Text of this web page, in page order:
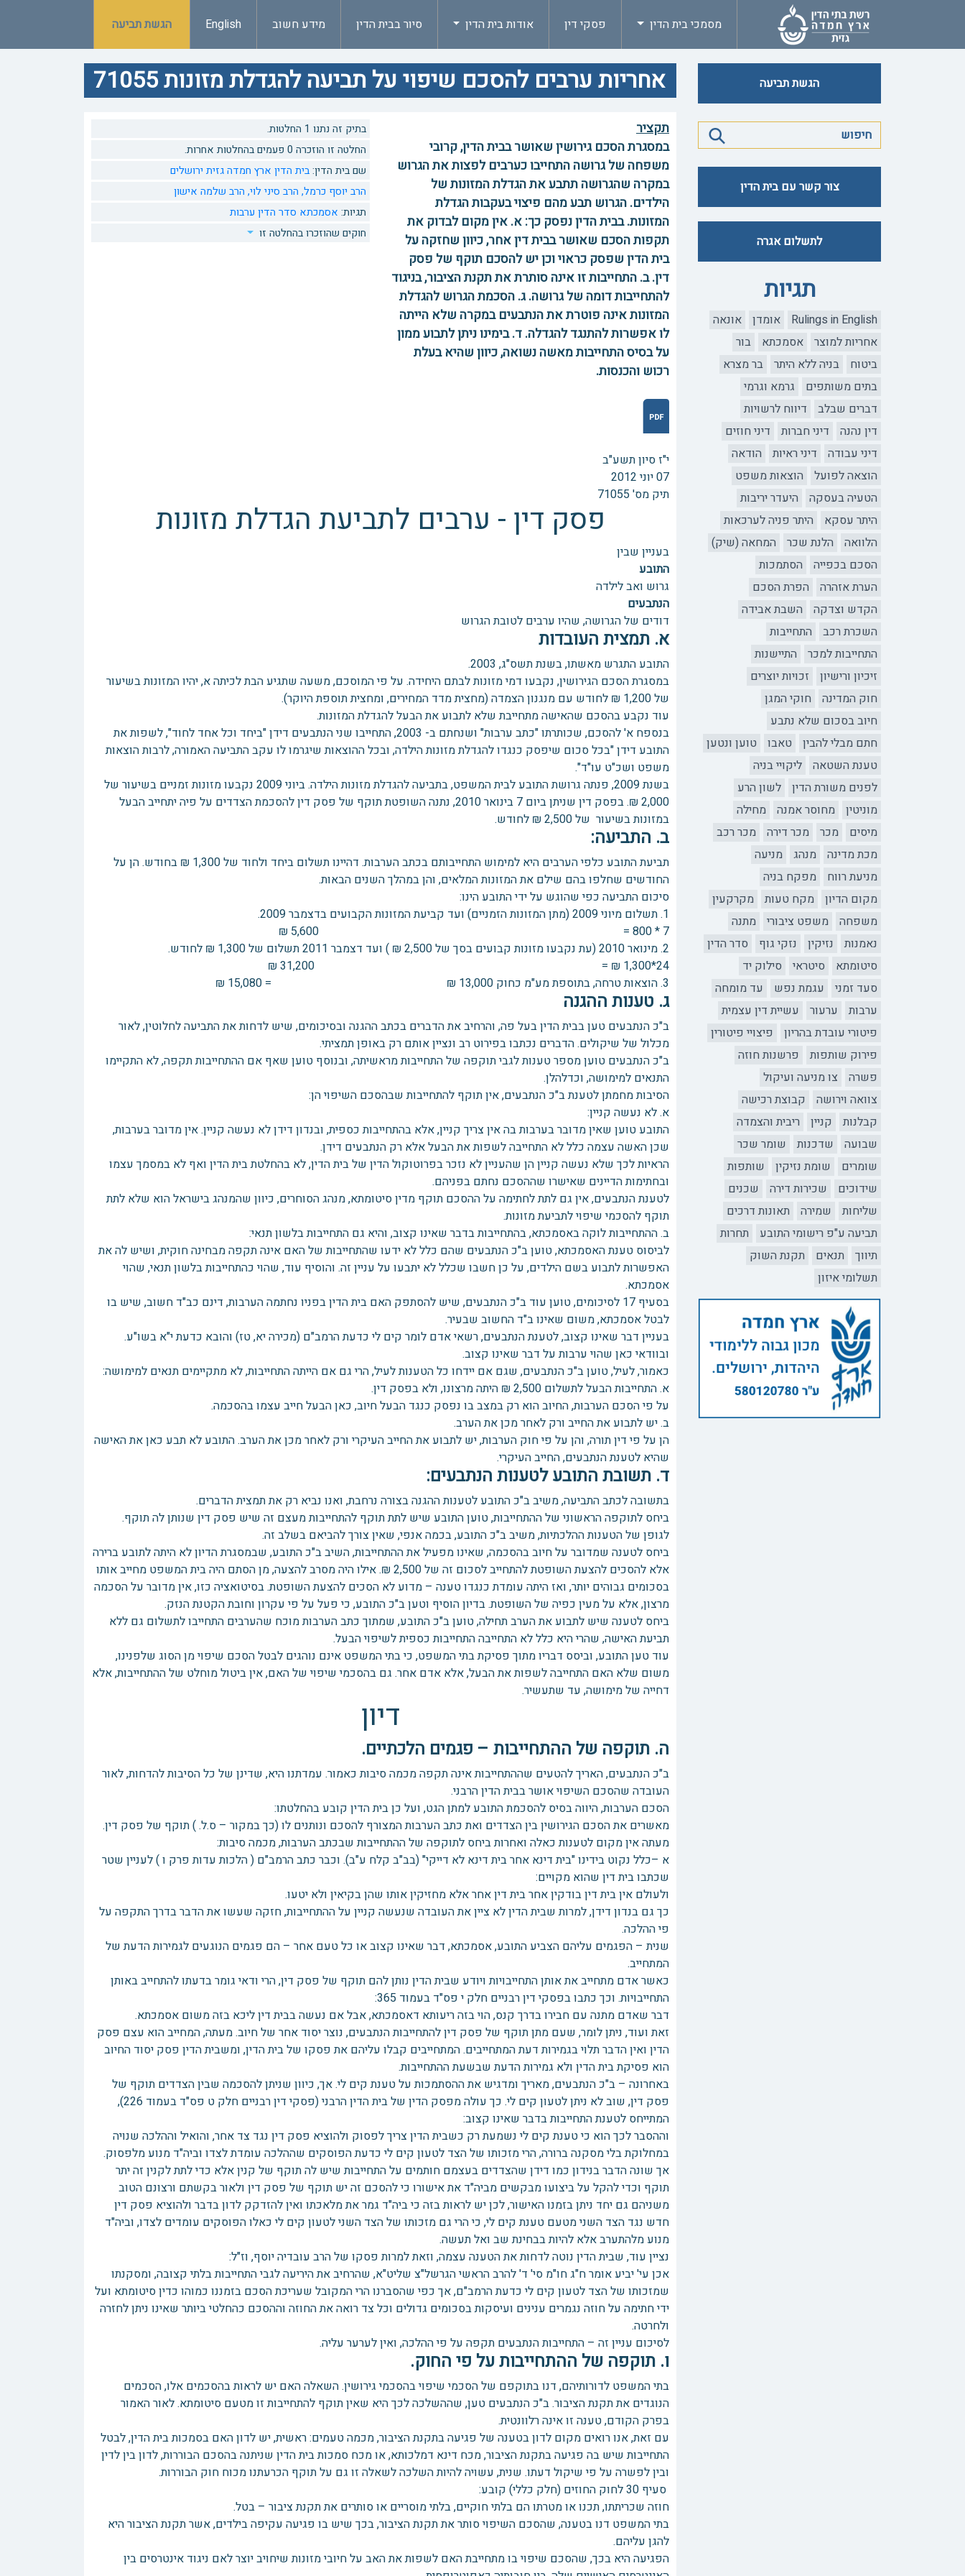
מסמכי בית הדין פסקי דין אודות בית הדין סיור בבית הדין מידע חשוב English הגשת תביעה
הגשת תביעה
צור קשר עם בית הדין
לתשלום אגרה
תגיות
Rulings in English אומדן
אונאה
אחריות למוצר
אסמכתא
בור
ביטוח
בניה ללא היתר
בר מצרא
בתים משותפים
גרמא וגרמי
דברים שבלב
דיווח לרשויות
דין נהנה
דיני חברות
דיני חוזים
דיני עבודה
דיני ראיות
הודאה
הוצאה לפועל
הוצאות משפט
הטעיה בעסקה
היעדר יריבות
היתר עסקא
היתר פניה לערכאות
הלוואה
הלנת שכר
המחאה (שיק)
הסכם בכפייה
הסתמכות
הערת אזהרה
הפרת הסכם
הקדש וצדקה
השבת אבידה
השכרת רכב
התחייבות
התחייבות למכר
התיישנות
זיכיון ורישיון
זכויות יוצרים
חוק המדינה
חוקי המגן
חיוב בסכום שלא נתבע
חתם מבלי להבין
טאבו
טוען ונטען
טענת השטאה
ליקויי בניה
לפנים משורת הדין
לשון הרע
מוניטין
מחוסר אמנה
מחילה
מיסים
מכר מכר דירה
מכר רכב
מכת מדינה
מנהג
מניעה
מניעת רווח
מפקח בניה
מקום הדיון
מקח טעות
מקרקעין
משפחה
משפט ציבורי
מתנה
נאמנות
נזיקין נזקי גוף
סדר הדין
סיטומתא
סיטראי
סילוק יד
סעד זמני
עגמת נפש
עד מומחה
ערבות
ערעור
עשיית דין עצמית
פיטורי עובדת בהריון
פיצויי פיטורין
פירוק שותפות
פרשנות חוזה
פשרה
צו מניעה ועיקול
צוואה וירושה
קבוצת רכישה
קבלנות
קניין
ריבית והצמדה
שבועה
שדכנות
שומר שכר
שומרים
שומת נזיקין
שותפות
שידוכים
שכירות דירה
שכנים
שליחות
שמירה
תאונות דרכים
תביעה ע"פ רישומי התובע
תחרות
תיווך
תנאים
תקנת השוק
תשלומי איזון
אחריות ערבים להסכם שיפוי על תביעה להגדלת מזונות 71055
תקציר
במסגרת הסכם גירושין שאושר בבית הדין, קרובי
משפחה של גרושה התחייבו כערבים לפצות את הגרוש
במקרה שהגרושה תתבע את הגדלת המזונות של
הילדים. הגרוש תבע מהם פיצוי בעקבות הגדלת
המזונות. בבית הדין נפסק כך: א. אין מקום לבדוק את
תקפות הסכם שאושר בבית דין אחר, כיוון שחזקה על
בית הדין שפסק כראוי וכן יש להסכם תוקף של פסק
דין. ב. התחייבות זו אינה סותרת את תקנת הציבור, בניגוד
להתחייבות דומה של גרושה. ג. הסכמת הגרוש להגדלת
המזונות אינה פוטרת את הנתבעים במקרה שלא הייתה
לו אפשרות להתנגד להגדלה. ד. בימינו ניתן לתבוע ממון
על בסיס התחייבות מאשה נשואה, כיוון שהיא בעלת
רכוש והכנסות.
בתיק זה נתנו 1 החלטות.
החלטה זו הוזכרה 0 פעמים בהחלטות אחרות.
שם בית הדין:בית הדין ארץ חמדה גזית ירושלים
הרב יוסף כרמל, הרב סיני לוי, הרב שלמה אישון
תגיות: אסמכתא סדר הדין ערבות
חוקים שהוזכרו בהחלטה זו
‏י"ז סיון תשע"ב
תיק מס' 71055
פסק דין - ערבים לתביעת הגדלת מזונות
בעניין שבין
התובע
גרוש ואב לילדה
הנתבעים
דודים של הגרושה, שהיו ערבים לטובת הגרוש
א. תמצית העובדות
התובע התגרש מאשתו, בשנת תשס"ג, 2003.
במסגרת הסכם הגירושין, נקבעו דמי מזונות לבתם היחידה. על פי המוסכם, משעה שתגיע הבת לכיתה א, יהיו המזונות בשיעור
של 1,200 ₪ לחודש עם מנגנון הצמדה (מחצית מדד המחירים, ומחצית תוספת היוקר).
עוד נקבע בהסכם שהאישה מתחייבת שלא לתבוע את הבעל להגדלת המזונות.
בנספח א' להסכם, שכותרתו "כתב ערבות" ושנחתם ב- 2003, התחייבו שני הנתבעים דידן "ביחד וכל אחד לחוד", לשפות את
התובע דידן "בכל סכום שיפסק כנגדו להגדלת מזונות הילדה, ובכל ההוצאות שיגרמו לו עקב התביעה האמורה, לרבות הוצאות
משפט ושכ"ט עו"ד".
בשנת 2009, פנתה גרושת התובע לבית המשפט, בתביעה להגדלת מזונות הילדה. ביוני 2009 נקבעו מזונות זמניים בשיעור של
2,000 ₪. בפסק דין שניתן ביום 7 בינואר 2010, נתנה השופטת תוקף של פסק דין להסכמת הצדדים על פיה יתחייב הבעל
במזונות בשיעור של 2,500 ₪ לחודש.
ב. התביעה:
תביעת התובע כלפי הערבים היא למימוש התחייבותם בכתב הערבות. דהיינו תשלום ביחד ולחוד של 1,300 ₪ בחודש. הן על
החודשים שחלפו בהם שילם את המזונות המלאים, והן במהלך השנים הבאות.
סיכום התביעה כפי שהוגש על ידי התובע הינו:
1. תשלום מיוני 2009 (מתן המזונות הזמניים) ועד קביעת המזונות הקבועים בדצמבר 2009.
7 * 800 = 5,600 ₪
2. מינואר 2010 (עת נקבעו מזונות קבועים בסך של 2,500 ₪ ) ועד דצמבר 2011 תשלום של 1,300 ₪ לחודש.
24*1,300 ₪ = 31,200 ₪
3. הוצאות טרחה, בתוספת מע"מ כחוק 13,000 ₪ = 15,080 ₪
ג. טענות ההגנה
ב"כ הנתבעים טען בבית הדין בעל פה, והרחיב את הדברים בכתב ההגנה ובסיכומים, שיש לדחות את התביעה לחלוטין, לאור
מכלול של שיקולים. הדברים נכתבו בפירוט רב ונציין אותם רק באופן תמציתי.
ב"כ הנתבעים טוען מספר טענות לגבי תוקפה של התחייבות מראשיתה, ובנוסף טוען שאף אם ההתחייבות תקפה, לא התקיימו
התנאים למימושה, וכדלהלן.
הסיבות מחמתן לטענת ב"כ הנתבעים, אין תוקף להתחייבות שבהסכם השיפוי הן:
א. לא נעשה קניין:
התובע טוען שאין מדובר בערבות בה אין צריך קניין, אלא בהתחייבות כספית, ובנדון דידן לא נעשה קניין. אין מדובר בערבות,
שכן האשה עצמה כלל לא התחייבה לשפות את הבעל אלא רק הנתבעים דידן.
הראיות לכך שלא נעשה קניין הן שהעניין לא נזכר בפרוטוקול הדין של בית הדין, לא בהחלטת בית הדין ואף לא במסמך עצמו
ובחתימות הדיינים שאישרו שההסכם נחתם בפניהם.
לטענת הנתבעים, אין גם לתת לחתימה על ההסכם תוקף מדין סיטומתא, מנהג הסוחרים, כיוון שהמנהג בישראל הוא שלא לתת
תוקף להסכמי שיפוי לתביעת מזונות.
ב. ההתחייבות לוקה באסמכתא, בהתחייבות בדבר שאינו קצוב, והיא גם התחייבות בלשון תנאי:
לביסוס טענת האסמכתא, טוען ב"כ הנתבעים שהם כלל לא ידעו שהתחייבות של האם אינה תקפה מבחינה חוקית, ושיש לה את
האפשרות לתבוע בשם הילדים, על כן חשבו שכלל לא יתבעו על עניין זה. והוסיף עוד, שהוי כהתחייבות בלשון תנאי, שהוי
אסמכתא.
בסעיף 17 לסיכומים, טוען עוד ב"כ הנתבעים, שיש להסתפק האם בית הדין בפניו נחתמה הערבות, דינם כב"ד חשוב, שיש בו
לבטל אסמכתא, משום שאינו ב"ד החשוב שבעיר.
בעניין דבר שאינו קצוב, לטענת הנתבעים, רשאי אדם לומר קים לי כדעת הרמב"ם (מכירה יא, טז) והובא כדעת י"א בשו"ע.
ובוודאי כאן שהוי ערבות על דבר שאינו קצוב.
כאמור, לעיל, טוען ב"כ הנתבעים, שגם אם יידחו כל הטענות לעיל, הרי גם אם הייתה התחייבות, לא מתקיימים תנאים למימושה:
א. התחייבות הבעל לתשלום 2,500 ₪ היתה מרצונו, ולא בפסק דין.
על פי הסכם הערבות, החיוב הוא רק במצב בו נפסק כנגד הבעל חיוב, כאן הבעל חייב עצמו בהסכמה.
ב. יש לתבוע את החייב ורק לאחר מכן את הערב.
הן על פי דין תורה, והן על פי חוק הערבות, יש לתבוע את החייב העיקרי ורק לאחר מכן את הערב. התובע לא תבע כאן את האישה
שהיא לטענת הנתבעים, החייב העיקרי.
ד. תשובת התובע לטענות הנתבעים:
בתשובה לכתב התביעה, משיב ב"כ התובע לטענות ההגנה בצורה נרחבת, ואנו נביא רק את תמצית הדברים.
ביחס לתוקפה הראשוני של ההתחייבות, טוען התובע שיש לתת תוקף להתחייבות מעצם זה שיש פסק דין שנותן לה תוקף.
לגופן של הטענות ההלכתיות, משיב ב"כ התובע, בכמה אנפי, שאין צורך להביאם בשלב זה.
ביחס לטענה שמדובר על חיוב בהסכמה, שאינו מפעיל את ההתחייבות, השיב ב"כ התובע, שבמסגרת הדיון לא היתה לתובע ברירה
אלא להסכים להצעת השופטת להתחייב לסכום זה של 2,500 ₪. אילו היה מסרב להצעה, מן הסתם היה בית המשפט מחייב אותו
בסכומים גבוהים יותר, ואז היתה עומדת כנגדו טענה – מדוע לא הסכים להצעת השופטת. בסיטואציה כזו, אין מדובר על הסכמה
מרצון, אלא על מעין כפיה של השופטת. בדיון הוסיף וטען ב"כ התובע, כי פעל על פי עקרון וחובת הקטנת הנזק.
ביחס לטענה שיש לתבוע את הערב תחילה, טוען ב"כ התובע, שמתוך כתב הערבות מוכח שהערבים התחייבו לתשלום גם ללא
תביעת האישה, שהרי היא כלל לא התחייבה התחייבות כספית לשיפוי הבעל.
עוד טען התובע, וביסס דבריו מתוך פסיקת בתי המשפט, כי בתי המשפט אינם נוהגים לבטל הסכם שיפוי מן הסוג שלפנינו,
משום שלא האם התחייבה לשפות את הבעל, אלא אדם אחר. גם בהסכמי שיפוי של האם, אין ביטול מוחלט של ההתחייבות, אלא
דחייה של מימושה, עד שתעשיר.
דיון
ה. תוקפה של ההתחייבות – פגמים הלכתיים.
ב"כ הנתבעים, האריך להטעים שההתחייבות אינה תקפה מכמה סיבות כאמור. עמדתנו היא, שדינן של כל הסיבות להדחות, לאור
העובדה שהסכם השיפוי אושר בבית הדין הרבני.
הסכם הערבות, היווה בסיס להסכמת התובע למתן הגט, ועל כן בית הדין קובע בהחלטתו:
מאשרים את הסכם הגירושין בין הצדדים ואת כתב הערבות המצורף להסכם ונותנים לו (כך במקור – ס.ל. ) תוקף של פסק דין.
מעתה אין מקום לטענות כאלה ואחרות ביחס לתוקפה של ההתחייבות שבכתב הערבות, מכמה סיבות:
א –כלל נקוט בידינו "בית דינא אחר בית דינא לא דייקי" (בב"ב קלח ע"ב). וכבר כתב הרמב"ם ( הלכות עדות פרק ו ) לעניין שטר
שכתבו בית דין שהוא מקויים:
ולעולם אין בית דין בודקין אחר בית דין אחר אלא מחזיקין אותו שהן בקיאין ולא יטעו.
כך גם בנדון דידן, למרות שבית הדין לא ציין את העובדה שנעשה קניין על ההתחייבות, חזקה שעשו את הדבר בדרך התקפה על
פי ההלכה.
שנית – הפגמים עליהם הצביע התובע, אסמכתא, דבר שאינו קצוב או כל טעם אחר – הם פגמים הנוגעים לגמירות הדעת של
המתחייב.
כאשר אדם מתחייב את אותן התחייבויות ויודע שבית הדין נותן להם תוקף של פסק דין, הרי ודאי גומר בדעתו להתחייב באותן
התחייבויות. וכך כתבו בפסקי דין רבניים חלק י פס"ד בעמוד 365:
דבר שאדם מתנה עם חבירו בדרך קנס, הוי בזה ריעותא דאסמכתא, אבל אם נעשה בבית דין ליכא בזה משום אסמכתא.
זאת ועוד, ניתן לומר, שעם מתן תוקף של פסק דין להתחייבות הנתבעים, נוצר יסוד אחר של חיוב. מעתה, המחייב הוא עצם פסק
הדין ואין הדבר תלוי בגמירות דעת המתחייבים. המתחייבים קבלו עליהם את פסקו של בית הדין, ומשבית הדין פסק יסוד החיוב
הוא פסיקת בית הדין ולא גמירות הדעת שבשעת ההתחייבות.
באחרונה – ב"כ הנתבעים, מאריך ומדגיש את ההסתמכות על טענת קים לי. אך, כיוון שניתן להסכמה שבין הצדדים תוקף של
פסק דין, שוב לא ניתן לטעון קים לי. כך עולה מפסק הדין של בית הדין הרבני (פסקי דין רבניים חלק ט פס"ד בעמוד 226),
המתייחס לטענת התחייבות בדבר שאינו קצוב:
וההסבר לכך הוא כי טענת קים לי נשמעת רק כשבית הדין צריך לפסוק ולהוציא פסק דין נגד צד אחר, והואיל וההלכה שנויה
במחלוקת בלי מסקנה ברורה, הרי מזכותו של הצד לטעון קים לי כדעת הפוסקים שההלכה עומדת לצדו וביה"ד מנוע מלפסוק.
אך שונה הדבר בנידון כמו דידן שהצדדים בעצמם חותמים על התחייבות שיש לה תוקף של קנין אלא כדי לתת לקנין זה יתר
תוקף וכדי להקל על ביצועו מבקשים מביה"ד את אישורו כי להסכם זה יש תוקף של פסק דין ולאור בקשתם ורצונם הטוב
משניהם גם יחד ניתן בזמנו האישור, לכן יש לראות בזה כי ביה"ד גמר את מלאכתו ואין להזדקק לדון בדבר ולהוציא פסק דין
חדש נגד הצד השני מטעם טענת קים לי, כי הרי גם מזכותו של הצד השני לטעון קים לי כאלו הפוסקים עומדים לצדו, וביה"ד
מנוע מלהתערב אלא להיות בבחינת שב ואל תעשה.
נציין עוד, שבית הדין נוטה לדחות את הטענה עצמה, וזאת למרות פסקו של הרב עובדיה יוסף, וז"ל:
אכן עי' יביע אומר ח"ג חו"מ סי' ד' להרב הראשי הגרשל"צ שליט"א, שהרחיב את היריעה לגבי התחייבות בלתי קצובה, ומסקנתו
שמזכותו של הצד לטעון קים לי כדעת הרמב"ם, אך כפי שהסברנו הרי המקובל שעריכת הסכם בזמננו כמוהו כדין סיטומתא ועל
ידי חתימה על חוזה נגמרים ענינים ועיסקות בסכומים גדולים וכל צד רואה את החוזה וההסכם כהחלטי ביותר שאינו ניתן לחזרה
ולחרטה.
לסיכום עניין זה – התחייבות הנתבעים תקפה על פי ההלכה, ואין לערער עליה.
ו. תוקפה של ההתחייבות על פי החוק.
בתי המשפט לדורותיהם, דנו בתוקפם של הסכמי שיפוי בהסכמי גירושין. השאלה האם יש לראות בהסכמים אלו, הסכמים
הנוגדים את תקנת הציבור. ב"כ הנתבעים טען, שההשלכה לכך היא שאין תוקף להתחייבות זו מטעם סיטומתא. לאור האמור
בפרק הקודם, טענה זו אינה רלוונטית.
עם זאת, אנו רואים מקום לדון בטענה של פגיעה בתקנת הציבור, מכמה טעמים: ראשית, יש לדון האם בסמכות בית הדין, לבטל
התחייבות שיש בה פגיעה בתקנת הציבור, מכח דינא דמלכותא, או מכח סמכות בית הדין שניתנה בהסכם הבוררות, לדון בין לדין
ובין לפשרה על פי שיקול דעתו. שנית, עשויה להיות השלכה לשאלה זו גם על תוקף הכרעתנו מכוח חוק הבוררות.
סעיף 30 לחוק החוזים (חלק כללי) קובע:
חוזה שכריתתו, תכנו או מטרתו הם בלתי חוקיים, בלתי מוסריים או סותרים את תקנת ציבור – בטל.
בתי המשפט דנו בטענה, שהסכם השיפוי סותר את תקנת הציבור, בכך שיש בו פגיעה עקיפה בילדים, אשר תקנת הציבור היא
להגן עליהם.
הפגיעה היא בכך, שהסכם שיפוי בו מתחייבת האם לשפות את האב על חיובי מזונות שיחויב יוצר לאם ניגוד אינטרסים בין